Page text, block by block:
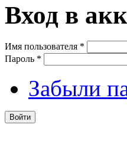
Вход в
Имя пользователя *
Пароль *
Забыли